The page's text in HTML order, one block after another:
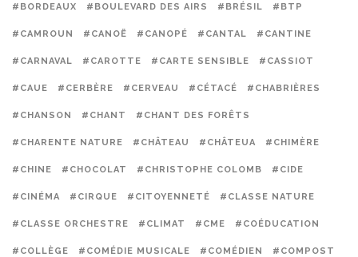
#BORDEAUX #BOULEVARD DES AIRS #BRÉSIL #BTP
#CAMROUN #CANOË #CANOPÉ #CANTAL #CANTINE
#CARNAVAL #CAROTTE #CARTE SENSIBLE #CASSIOT
#CAUE #CERBÈRE #CERVEAU #CÉTACÉ #CHABRIÈRES
#CHANSON #CHANT #CHANT DES FORÊTS
#CHARENTE NATURE #CHÂTEAU #CHÂTEUA #CHIMÈRE
#CHINE #CHOCOLAT #CHRISTOPHE COLOMB #CIDE
#CINÉMA #CIRQUE #CITOYENNETÉ #CLASSE NATURE
#CLASSE ORCHESTRE #CLIMAT #CME #COÉDUCATION
#COLLÈGE #COMÉDIE MUSICALE #COMÉDIEN #COMPOST